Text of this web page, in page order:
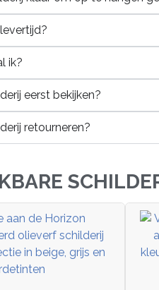
ik?
eerst bekijken?
retourneren?